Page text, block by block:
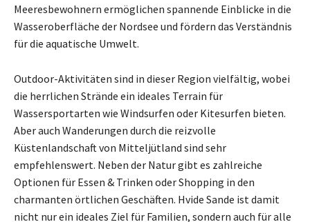
Meeresbewohnern ermöglichen spannende Einblicke in die
Wasseroberfläche der Nordsee und fördern das Verständnis
für die aquatische Umwelt.
Outdoor-Aktivitäten sind in dieser Region vielfältig, wobei
die herrlichen Strände ein ideales Terrain für
Wassersportarten wie Windsurfen oder Kitesurfen bieten.
Aber auch Wanderungen durch die reizvolle
Küstenlandschaft von Mitteljütland sind sehr
empfehlenswert. Neben der Natur gibt es zahlreiche
Optionen für Essen & Trinken oder Shopping in den
charmanten örtlichen Geschäften. Hvide Sande ist damit
nicht nur ein ideales Ziel für Familien, sondern auch für alle